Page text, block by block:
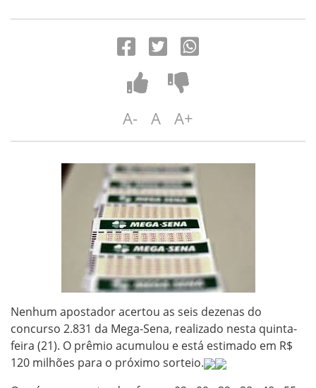
A- A A+
Nenhum apostador acertou as seis dezenas do
concurso 2.831 da Mega-Sena, realizado nesta quinta-
feira (21). O prêmio acumulou e está estimado em R$
120 milhões para o próximo sorteio.